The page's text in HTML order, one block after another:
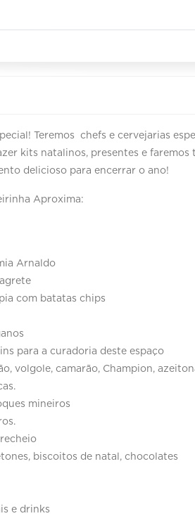
Teremos chefs e cervejarias
kits natalinos, presentes e faremos
delicioso para encerrar o ano!
Aproxima:
Arnaldo
com batatas chips
para a curadoria deste espaço
volgole, camarão, Champion,
mineiros
biscoitos de natal, chocolates
e drinks